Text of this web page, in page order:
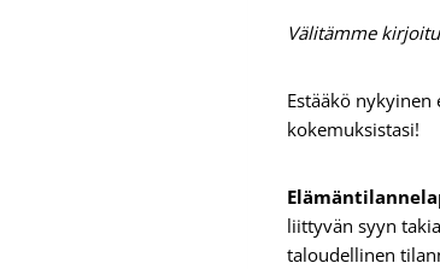
Välitämme
Estääkö
kokemuksistasi!
liittyvän syyn
taloudellinen